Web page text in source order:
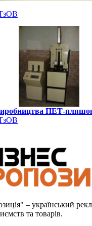
ПЕТ-
– український
та товарів.